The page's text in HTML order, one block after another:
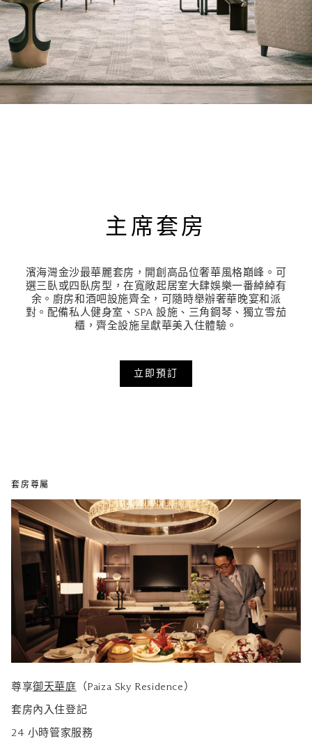
主席套房
濱海灣金沙最華麗套房，開創高品位奢華風格巔峰。可
選三臥或四臥房型，在寬敞起居室大肆娛樂一番綽綽有
余。廚房和酒吧設施齊全，可隨時舉辦奢華晚宴和派
對。配備私人健身室、SPA 設施、三角鋼琴、獨立雪茄
櫃，齊全設施呈獻華美入住體驗。
立即預訂
套房尊屬
尊享御天華庭 （Paiza Sky Residence）
套房內入住登記
24 小時管家服務